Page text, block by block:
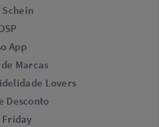
App
Marcas
Lovers​
Desconto